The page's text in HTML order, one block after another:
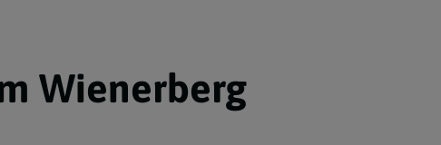
Wienerberg